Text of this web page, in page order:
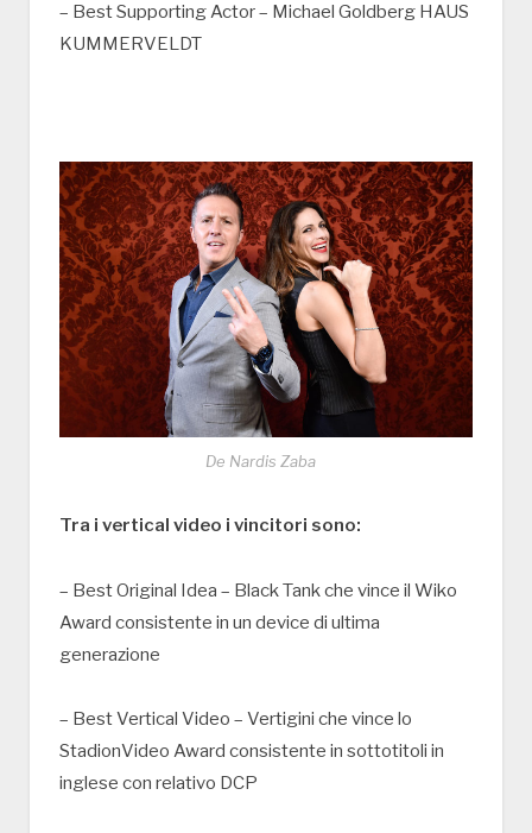
– Best Supporting Actor – Michael Goldberg HAUS
KUMMERVELDT
De Nardis Zaba
Tra i vertical video i vincitori sono:
– Best Original Idea – Black Tank che vince il Wiko
Award consistente in un device di ultima
generazione
– Best Vertical Video – Vertigini che vince lo
StadionVideo Award consistente in sottotitoli in
inglese con relativo DCP